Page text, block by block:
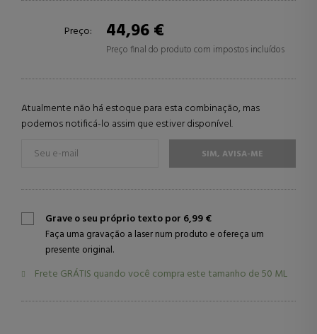
Preço: 44,96 €
Preço final do produto com impostos incluídos
Atualmente não há estoque para esta combinação, mas
podemos notificá-lo assim que estiver disponível.
SIM, AVISA-ME
Grave o seu próprio texto por 6,99 €
Faça uma gravação a laser num produto e ofereça um
presente original.
Frete GRÁTIS quando você compra este tamanho de50 ML